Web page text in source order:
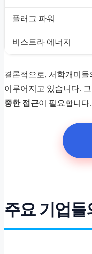
플러그 파워
비스트라 에너지
결론적으로, 서학개미
이루어지고 있습니다.
중한 접근이 필요합니다.
주요 기업들